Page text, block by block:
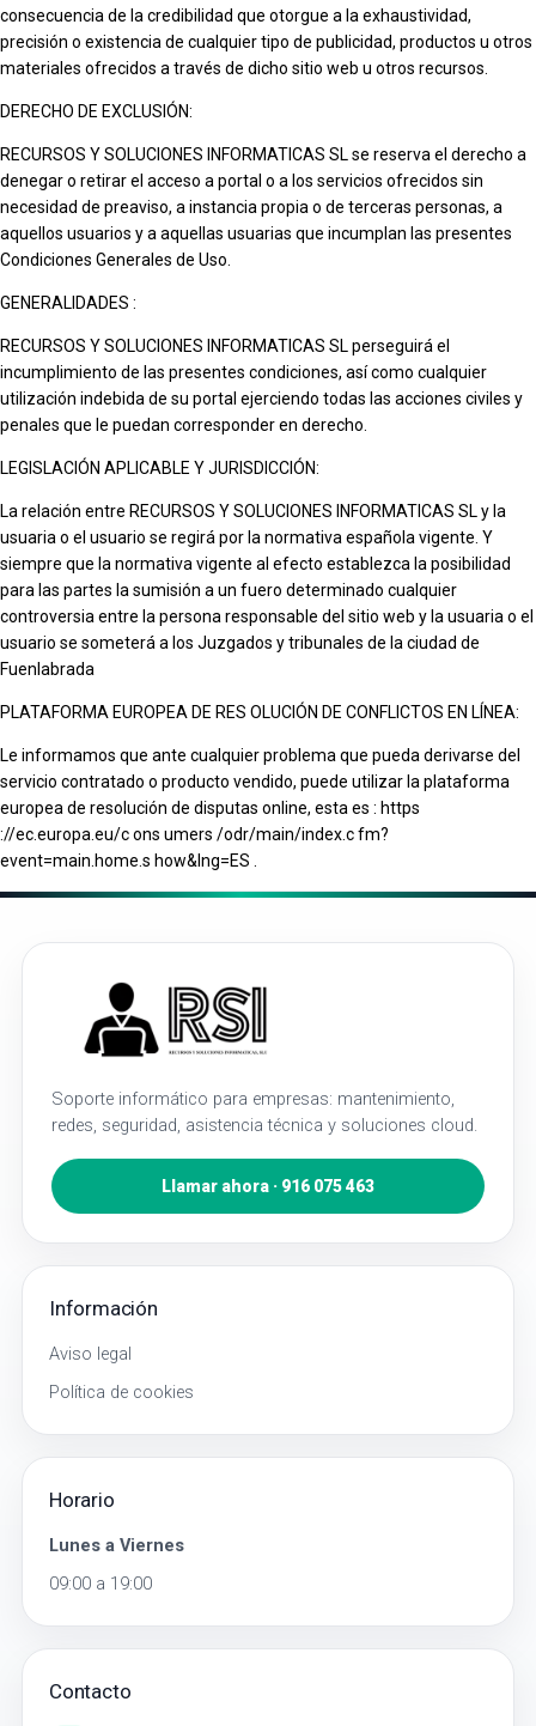
consecuencia de la credibilidad que otorgue a la exhaustividad,
precisión o existencia de cualquier tipo de publicidad, productos u otros
materiales ofrecidos a través de dicho sitio web u otros recursos.
DERECHO DE EXCLUSIÓN:
RECURSOS Y SOLUCIONES INFORMATICAS SL se reserva el derecho a
denegar o retirar el acceso a portal o a los servicios ofrecidos sin
necesidad de preaviso, a instancia propia o de terceras personas, a
aquellos usuarios y a aquellas usuarias que incumplan las presentes
Condiciones Generales de Uso.
GENERALIDADES :
RECURSOS Y SOLUCIONES INFORMATICAS SL perseguirá el
incumplimiento de las presentes condiciones, así como cualquier
utilización indebida de su portal ejerciendo todas las acciones civiles y
penales que le puedan corresponder en derecho.
LEGISLACIÓN APLICABLE Y JURISDICCIÓN:
La relación entre RECURSOS Y SOLUCIONES INFORMATICAS SL y la
usuaria o el usuario se regirá por la normativa española vigente. Y
siempre que la normativa vigente al efecto establezca la posibilidad
para las partes la sumisión a un fuero determinado cualquier
controversia entre la persona responsable del sitio web y la usuaria o el
usuario se someterá a los Juzgados y tribunales de la ciudad de
Fuenlabrada
PLATAFORMA EUROPEA DE RES OLUCIÓN DE CONFLICTOS EN LÍNEA:
Le informamos que ante cualquier problema que pueda derivarse del
servicio contratado o producto vendido, puede utilizar la plataforma
europea de resolución de disputas online, esta es : https
://ec.europa.eu/c ons umers /odr/main/index.c fm?
event=main.home.s how&lng=ES .
Soporte informático para empresas: mantenimiento,
redes, seguridad, asistencia técnica y soluciones cloud.
Llamar ahora · 916 075 463
Información
Aviso legal
Política de cookies
Horario
Lunes a Viernes
09:00 a 19:00
Contacto